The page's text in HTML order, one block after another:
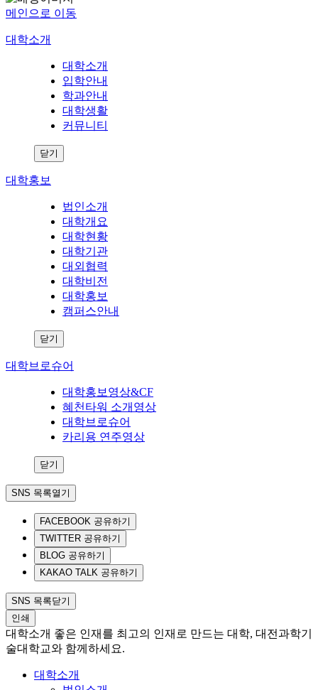
메인으로 이동
대학소개
대학소개
입학안내
학과안내
대학생활
커뮤니티
닫기
대학홍보
법인소개
대학개요
대학현황
대학기관
대외협력
대학비전
대학홍보
캠퍼스안내
닫기
대학브로슈어
대학홍보영상&CF
혜천타워 소개영상
대학브로슈어
카리용 연주영상
닫기
SNS 목록열기
FACEBOOK 공유하기
TWITTER 공유하기
BLOG 공유하기
KAKAO TALK 공유하기
SNS 목록닫기
인쇄
대학소개 좋은 인재를 최고의 인재로 만드는 대학, 대전과학기
술대학교와 함께하세요.
대학소개